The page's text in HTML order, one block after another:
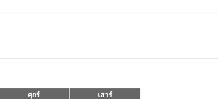
ศุกร์ เสาร์